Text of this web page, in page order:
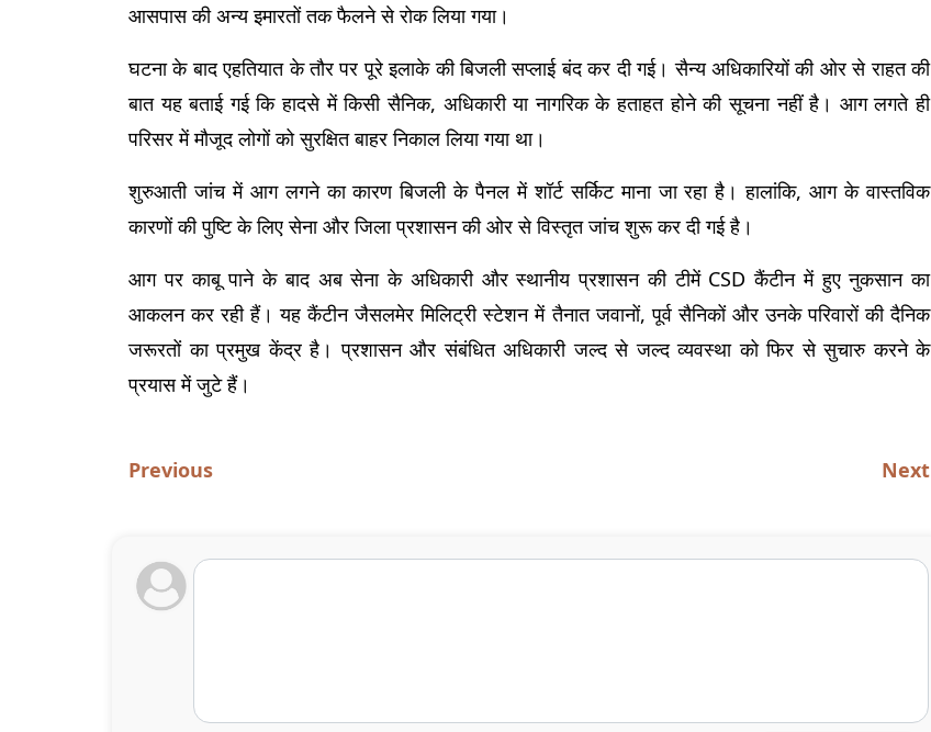
आसपास की अन्य इमारतों तक फैलने से रोक लिया गया।
घटना के बाद एहतियात के तौर पर पूरे इलाके की बिजली सप्लाई बंद कर दी गई। सैन्य अधिकारियों की ओर से राहत की
बात यह बताई गई कि हादसे में किसी सैनिक, अधिकारी या नागरिक के हताहत होने की सूचना नहीं है। आग लगते ही
परिसर में मौजूद लोगों को सुरक्षित बाहर निकाल लिया गया था।
शुरुआती जांच में आग लगने का कारण बिजली के पैनल में शॉर्ट सर्किट माना जा रहा है। हालांकि, आग के वास्तविक
कारणों की पुष्टि के लिए सेना और जिला प्रशासन की ओर से विस्तृत जांच शुरू कर दी गई है।
आग पर काबू पाने के बाद अब सेना के अधिकारी और स्थानीय प्रशासन की टीमें CSD कैंटीन में हुए नुकसान का
आकलन कर रही हैं। यह कैंटीन जैसलमेर मिलिट्री स्टेशन में तैनात जवानों, पूर्व सैनिकों और उनके परिवारों की दैनिक
जरूरतों का प्रमुख केंद्र है। प्रशासन और संबंधित अधिकारी जल्द से जल्द व्यवस्था को फिर से सुचारु करने के
प्रयास में जुटे हैं।
Previous Next